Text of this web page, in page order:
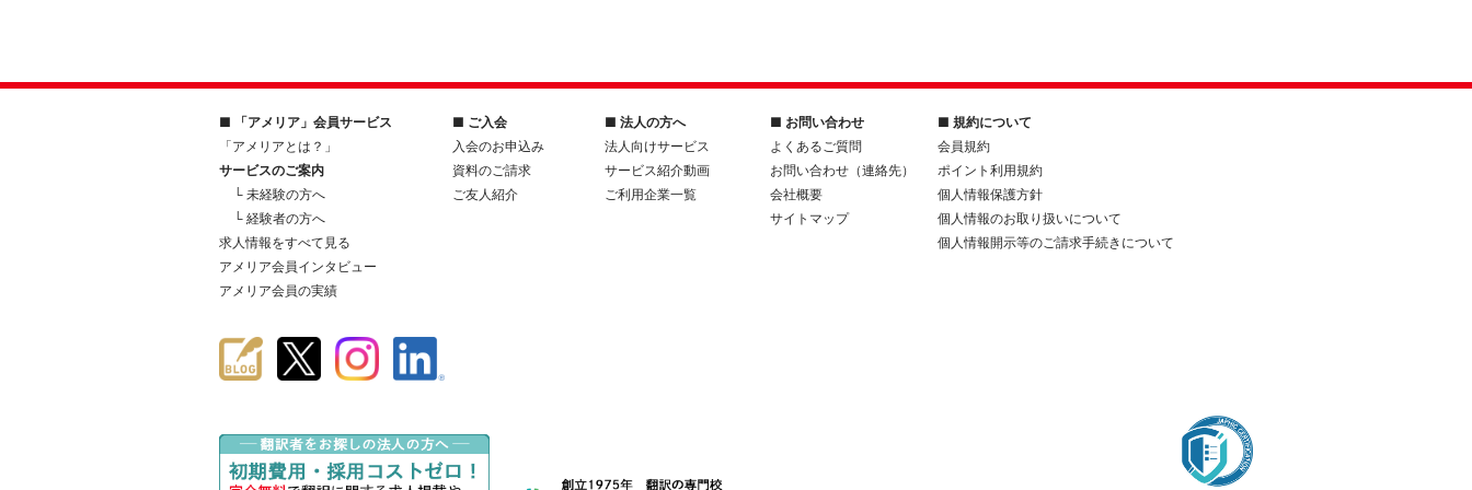
■ 「アメリア」会員サービス
「アメリアとは？」
サービスのご案内
└ 未経験の方へ
└ 経験者の方へ
求人情報をすべて見る
アメリア会員インタビュー
アメリア会員の実績
■ ご入会
入会のお申込み
資料のご請求
ご友人紹介
■ 法人の方へ
法人向けサービス
サービス紹介動画
ご利用企業一覧
■ お問い合わせ
よくあるご質問
お問い合わせ（連絡先）
会社概要
サイトマップ
■ 規約について
会員規約
ポイント利用規約
個人情報保護方針
個人情報のお取り扱いについて
個人情報開示等のご請求手続きについて